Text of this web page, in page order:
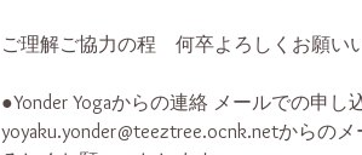
ご理解ご協力の程 何卒よろしくお願い
●Yonder Yogaからの連絡 メールでの申
yoyaku.yonder@teeztree.ocnk.netからの